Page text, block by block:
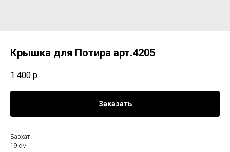
Крышка для Потира арт.4205
1 400 р.
Заказать
Бархат
19 см